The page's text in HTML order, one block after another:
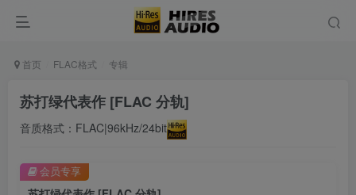
首页 FLAC格式 专辑
苏打绿代表作 [FLAC 分轨]
音质格式：FLAC|96kHz/24bit
会员专享